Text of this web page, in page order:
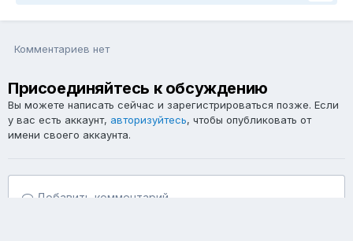
Комментариев нет
Присоединяйтесь к обсуждению
Вы можете написать сейчас и зарегистрироваться позже. Если
у вас есть аккаунт, авторизуйтесь, чтобы опубликовать от
имени своего аккаунта.
Добавить комментарий...